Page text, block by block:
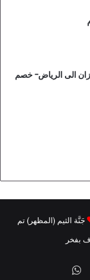
الى الرياض- خصم
جَنَّة الثيم (المظهر) تم
واتساب